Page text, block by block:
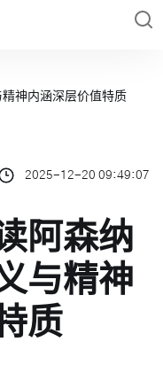
神内涵深层价值特质
2025-12-20 09:49:07
阿森纳
与精神
质